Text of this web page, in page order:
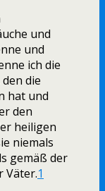
und
und
ich die
die
hat und
den
heiligen
niemals
gemäß der
Väter.1